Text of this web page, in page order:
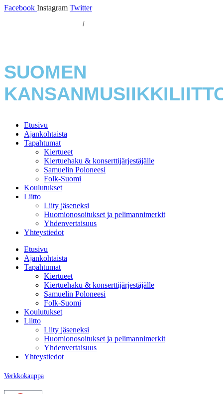
Facebook Instagram Twitter
/
SUOMEN
Etusivu
Ajankohtaista
Tapahtumat
Kiertueet
Kiertuehaku & konserttijärjestäjälle
Samuelin Poloneesi
Folk-Suomi
Koulutukset
Liitto
Liity jäseneksi
Huomionosoitukset ja pelimannimerkit
Yhdenvertaisuus
Yhteystiedot
Etusivu
Ajankohtaista
Tapahtumat
Kiertueet
Kiertuehaku & konserttijärjestäjälle
Samuelin Poloneesi
Folk-Suomi
Koulutukset
Liitto
Liity jäseneksi
Huomionosoitukset ja pelimannimerkit
Yhdenvertaisuus
Yhteystiedot
Verkkokauppa